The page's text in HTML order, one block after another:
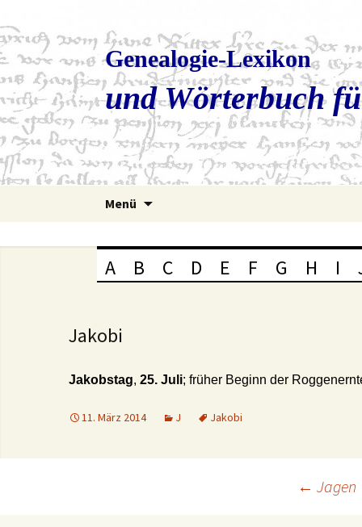
Genealogie-Lexikon
und Wörterbuch
Menü
A B C D E F G H I
Jakobi
Jakobstag, 25. Juli; früher Beginn der
11. März 2014 J Jakobi
← Jagen